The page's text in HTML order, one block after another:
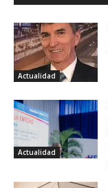
Actualidad
Actualidad